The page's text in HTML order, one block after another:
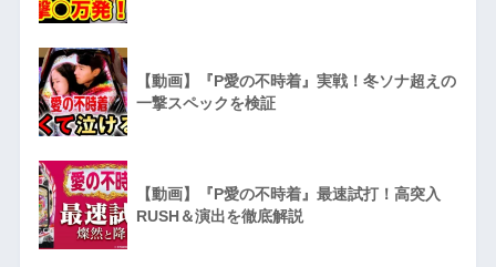
【動画】『P愛の不時着』実戦！冬ソナ超えの
一撃スペックを検証
【動画】『P愛の不時着』最速試打！高突入
RUSH＆演出を徹底解説